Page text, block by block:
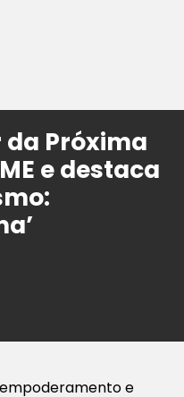
da Próxima
e destaca
e